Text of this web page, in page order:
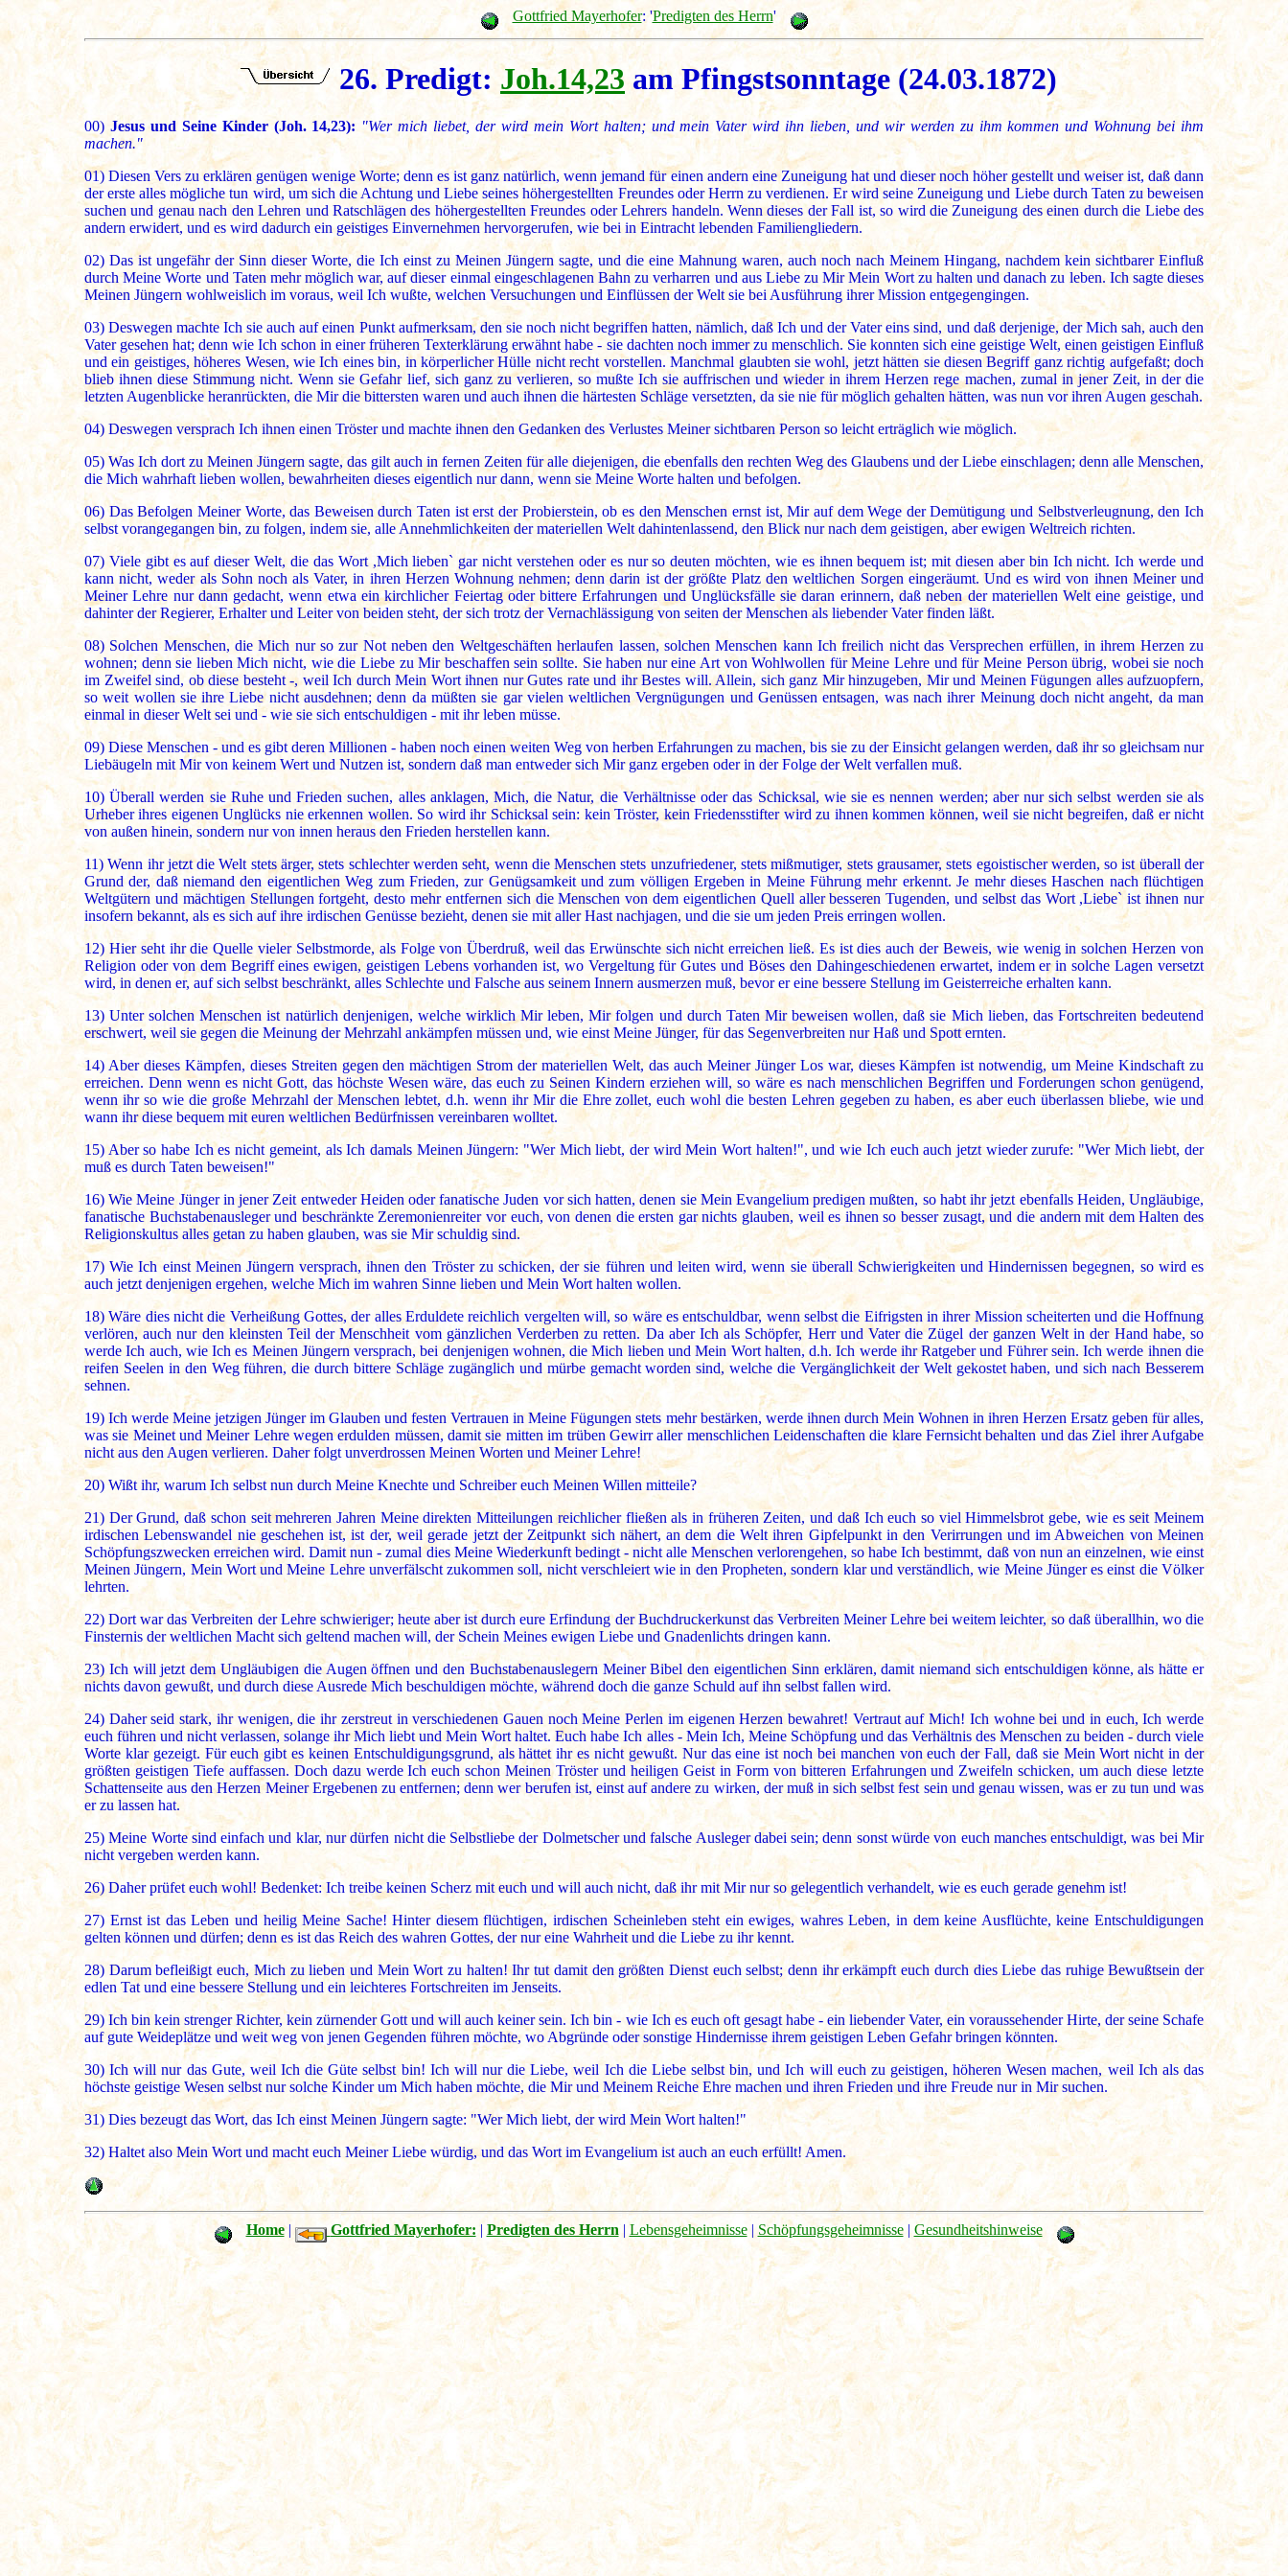
Gottfried Mayerhofer: 'Predigten des Herrn'
26. Predigt:Joh.14,23am Pfingstsonntage (24.03.1872)
00) Jesus und Seine Kinder (Joh. 14,23): "Wer mich liebet, der wird mein Wort halten; und mein Vater wird ihn lieben, und wir werden zu ihm kommen und Wohnung bei ihm
machen."
01)Diesen Vers zu erklären genügen wenige Worte; denn es ist ganz natürlich, wenn jemand für einen andern eine Zuneigung hat und dieser noch höher gestellt und weiser ist, daß dann
der erste alles mögliche tun wird, um sich die Achtung und Liebe seines höhergestellten Freundes oder Herrn zu verdienen. Er wird seine Zuneigung und Liebe durch Taten zu beweisen
suchen und genau nach den Lehren und Ratschlägen des höhergestellten Freundes oder Lehrers handeln. Wenn dieses der Fall ist, so wird die Zuneigung des einen durch die Liebe des
andern erwidert, und es wird dadurch ein geistiges Einvernehmen hervorgerufen, wie bei in Eintracht lebenden Familiengliedern.
02) Das ist ungefähr der Sinn dieser Worte, die Ich einst zu Meinen Jüngern sagte, und die eine Mahnung waren, auch noch nach Meinem Hingang, nachdem kein sichtbarer Einfluß
durch Meine Worte und Taten mehr möglich war, auf dieser einmal eingeschlagenen Bahn zu verharren und aus Liebe zu Mir Mein Wort zu halten und danach zu leben. Ich sagte dieses
Meinen Jüngern wohlweislich im voraus, weil Ich wußte, welchen Versuchungen und Einflüssen der Welt sie bei Ausführung ihrer Mission entgegengingen.
03) Deswegen machte Ich sie auch auf einen Punkt aufmerksam, den sie noch nicht begriffen hatten, nämlich, daß Ich und der Vater eins sind, und daß derjenige, der Mich sah, auch den
Vater gesehen hat; denn wie Ich schon in einer früheren Texterklärung erwähnt habe - sie dachten noch immer zu menschlich. Sie konnten sich eine geistige Welt, einen geistigen Einfluß
und ein geistiges, höheres Wesen, wie Ich eines bin, in körperlicher Hülle nicht recht vorstellen. Manchmal glaubten sie wohl, jetzt hätten sie diesen Begriff ganz richtig aufgefaßt; doch
blieb ihnen diese Stimmung nicht. Wenn sie Gefahr lief, sich ganz zu verlieren, so mußte Ich sie auffrischen und wieder in ihrem Herzen rege machen, zumal in jener Zeit, in der die
letzten Augenblicke heranrückten, die Mir die bittersten waren und auch ihnen die härtesten Schläge versetzten, da sie nie für möglich gehalten hätten, was nun vor ihren Augen geschah.
04) Deswegen versprach Ich ihnen einen Tröster und machte ihnen den Gedanken des Verlustes Meiner sichtbaren Person so leicht erträglich wie möglich.
05) Was Ich dort zu Meinen Jüngern sagte, das gilt auch in fernen Zeiten für alle diejenigen, die ebenfalls den rechten Weg des Glaubens und der Liebe einschlagen; denn alle Menschen,
die Mich wahrhaft lieben wollen, bewahrheiten dieses eigentlich nur dann, wenn sie Meine Worte halten und befolgen.
06) Das Befolgen Meiner Worte, das Beweisen durch Taten ist erst der Probierstein, ob es den Menschen ernst ist, Mir auf dem Wege der Demütigung und Selbstverleugnung, den Ich
selbst vorangegangen bin, zu folgen, indem sie, alle Annehmlichkeiten der materiellen Welt dahintenlassend, den Blick nur nach dem geistigen, aber ewigen Weltreich richten.
07) Viele gibt es auf dieser Welt, die das Wort ,Mich lieben` gar nicht verstehen oder es nur so deuten möchten, wie es ihnen bequem ist; mit diesen aber bin Ich nicht. Ich werde und
kann nicht, weder als Sohn noch als Vater, in ihren Herzen Wohnung nehmen; denn darin ist der größte Platz den weltlichen Sorgen eingeräumt. Und es wird von ihnen Meiner und
Meiner Lehre nur dann gedacht, wenn etwa ein kirchlicher Feiertag oder bittere Erfahrungen und Unglücksfälle sie daran erinnern, daß neben der materiellen Welt eine geistige, und
dahinter der Regierer, Erhalter und Leiter von beiden steht, der sich trotz der Vernachlässigung von seiten der Menschen als liebender Vater finden läßt.
08) Solchen Menschen, die Mich nur so zur Not neben den Weltgeschäften herlaufen lassen, solchen Menschen kann Ich freilich nicht das Versprechen erfüllen, in ihrem Herzen zu
wohnen; denn sie lieben Mich nicht, wie die Liebe zu Mir beschaffen sein sollte. Sie haben nur eine Art von Wohlwollen für Meine Lehre und für Meine Person übrig, wobei sie noch
im Zweifel sind, ob diese besteht -, weil Ich durch Mein Wort ihnen nur Gutes rate und ihr Bestes will. Allein, sich ganz Mir hinzugeben, Mir und Meinen Fügungen alles aufzuopfern,
so weit wollen sie ihre Liebe nicht ausdehnen; denn da müßten sie gar vielen weltlichen Vergnügungen und Genüssen entsagen, was nach ihrer Meinung doch nicht angeht, da man
einmal in dieser Welt sei und - wie sie sich entschuldigen - mit ihr leben müsse.
09) Diese Menschen - und es gibt deren Millionen - haben noch einen weiten Weg von herben Erfahrungen zu machen, bis sie zu der Einsicht gelangen werden, daß ihr so gleichsam nur
Liebäugeln mit Mir von keinem Wert und Nutzen ist, sondern daß man entweder sich Mir ganz ergeben oder in der Folge der Welt verfallen muß.
10) Überall werden sie Ruhe und Frieden suchen, alles anklagen, Mich, die Natur, die Verhältnisse oder das Schicksal, wie sie es nennen werden; aber nur sich selbst werden sie als
Urheber ihres eigenen Unglücks nie erkennen wollen. So wird ihr Schicksal sein: kein Tröster, kein Friedensstifter wird zu ihnen kommen können, weil sie nicht begreifen, daß er nicht
von außen hinein, sondern nur von innen heraus den Frieden herstellen kann.
11) Wenn ihr jetzt die Welt stets ärger, stets schlechter werden seht, wenn die Menschen stets unzufriedener, stets mißmutiger, stets grausamer, stets egoistischer werden, so ist überall der
Grund der, daß niemand den eigentlichen Weg zum Frieden, zur Genügsamkeit und zum völligen Ergeben in Meine Führung mehr erkennt. Je mehr dieses Haschen nach flüchtigen
Weltgütern und mächtigen Stellungen fortgeht, desto mehr entfernen sich die Menschen von dem eigentlichen Quell aller besseren Tugenden, und selbst das Wort ,Liebe` ist ihnen nur
insofern bekannt, als es sich auf ihre irdischen Genüsse bezieht, denen sie mit aller Hast nachjagen, und die sie um jeden Preis erringen wollen.
12) Hier seht ihr die Quelle vieler Selbstmorde, als Folge von Überdruß, weil das Erwünschte sich nicht erreichen ließ. Es ist dies auch der Beweis, wie wenig in solchen Herzen von
Religion oder von dem Begriff eines ewigen, geistigen Lebens vorhanden ist, wo Vergeltung für Gutes und Böses den Dahingeschiedenen erwartet, indem er in solche Lagen versetzt
wird, in denen er, auf sich selbst beschränkt, alles Schlechte und Falsche aus seinem Innern ausmerzen muß, bevor er eine bessere Stellung im Geisterreiche erhalten kann.
13) Unter solchen Menschen ist natürlich denjenigen, welche wirklich Mir leben, Mir folgen und durch Taten Mir beweisen wollen, daß sie Mich lieben, das Fortschreiten bedeutend
erschwert, weil sie gegen die Meinung der Mehrzahl ankämpfen müssen und, wie einst Meine Jünger, für das Segenverbreiten nur Haß und Spott ernten.
14) Aber dieses Kämpfen, dieses Streiten gegen den mächtigen Strom der materiellen Welt, das auch Meiner Jünger Los war, dieses Kämpfen ist notwendig, um Meine Kindschaft zu
erreichen. Denn wenn es nicht Gott, das höchste Wesen wäre, das euch zu Seinen Kindern erziehen will, so wäre es nach menschlichen Begriffen und Forderungen schon genügend,
wenn ihr so wie die große Mehrzahl der Menschen lebtet, d.h. wenn ihr Mir die Ehre zollet, euch wohl die besten Lehren gegeben zu haben, es aber euch überlassen bliebe, wie und
wann ihr diese bequem mit euren weltlichen Bedürfnissen vereinbaren wolltet.
15)Aber so habe Ich es nicht gemeint, als Ich damals Meinen Jüngern: "Wer Mich liebt, der wird Mein Wort halten!", und wie Ich euch auch jetzt wieder zurufe: "Wer Mich liebt, der
muß es durch Taten beweisen!"
16) Wie Meine Jünger in jener Zeit entweder Heiden oder fanatische Juden vor sich hatten, denen sie Mein Evangelium predigen mußten, so habt ihr jetzt ebenfalls Heiden, Ungläubige,
fanatische Buchstabenausleger und beschränkte Zeremonienreiter vor euch, von denen die ersten gar nichts glauben, weil es ihnen so besser zusagt, und die andern mit dem Halten des
Religionskultus alles getan zu haben glauben, was sie Mir schuldig sind.
17) Wie Ich einst Meinen Jüngern versprach, ihnen den Tröster zu schicken, der sie führen und leiten wird, wenn sie überall Schwierigkeiten und Hindernissen begegnen, so wird es
auch jetzt denjenigen ergehen, welche Mich im wahren Sinne lieben und Mein Wort halten wollen.
18)Wäre dies nicht die Verheißung Gottes, der alles Erduldete reichlich vergelten will, so wäre es entschuldbar, wenn selbst die Eifrigsten in ihrer Mission scheiterten und die Hoffnung
verlören, auch nur den kleinsten Teil der Menschheit vom gänzlichen Verderben zu retten. Da aber Ich als Schöpfer, Herr und Vater die Zügel der ganzen Welt in der Hand habe, so
werde Ich auch, wie Ich es Meinen Jüngern versprach, bei denjenigen wohnen, die Mich lieben und Mein Wort halten, d.h. Ich werde ihr Ratgeber und Führer sein. Ich werde ihnen die
reifen Seelen in den Weg führen, die durch bittere Schläge zugänglich und mürbe gemacht worden sind, welche die Vergänglichkeit der Welt gekostet haben, und sich nach Besserem
sehnen.
19) Ich werde Meine jetzigen Jünger im Glauben und festen Vertrauen in Meine Fügungen stets mehr bestärken, werde ihnen durch Mein Wohnen in ihren Herzen Ersatz geben für alles,
was sie Meinet und Meiner Lehre wegen erdulden müssen, damit sie mitten im trüben Gewirr aller menschlichen Leidenschaften die klare Fernsicht behalten und das Ziel ihrer Aufgabe
nicht aus den Augen verlieren. Daher folgt unverdrossen Meinen Worten und Meiner Lehre!
20) Wißt ihr, warum Ich selbst nun durch Meine Knechte und Schreiber euch Meinen Willen mitteile?
21) Der Grund, daß schon seit mehreren Jahren Meine direkten Mitteilungen reichlicher fließen als in früheren Zeiten, und daß Ich euch so viel Himmelsbrot gebe, wie es seit Meinem
irdischen Lebenswandel nie geschehen ist, ist der, weil gerade jetzt der Zeitpunkt sich nähert, an dem die Welt ihren Gipfelpunkt in den Verirrungen und im Abweichen von Meinen
Schöpfungszwecken erreichen wird. Damit nun - zumal dies Meine Wiederkunft bedingt - nicht alle Menschen verlorengehen, so habe Ich bestimmt, daß von nun an einzelnen, wie einst
Meinen Jüngern, Mein Wort und Meine Lehre unverfälscht zukommen soll, nicht verschleiert wie in den Propheten, sondern klar und verständlich, wie Meine Jünger es einst die Völker
lehrten.
22) Dort war das Verbreiten der Lehre schwieriger; heute aber ist durch eure Erfindung der Buchdruckerkunst das Verbreiten Meiner Lehre bei weitem leichter, so daß überallhin, wo die
Finsternis der weltlichen Macht sich geltend machen will, der Schein Meines ewigen Liebe und Gnadenlichts dringen kann.
23) Ich will jetzt dem Ungläubigen die Augen öffnen und den Buchstabenauslegern Meiner Bibel den eigentlichen Sinn erklären, damit niemand sich entschuldigen könne, als hätte er
nichts davon gewußt, und durch diese Ausrede Mich beschuldigen möchte, während doch die ganze Schuld auf ihn selbst fallen wird.
24) Daher seid stark, ihr wenigen, die ihr zerstreut in verschiedenen Gauen noch Meine Perlen im eigenen Herzen bewahret! Vertraut auf Mich! Ich wohne bei und in euch, Ich werde
euch führen und nicht verlassen, solange ihr Mich liebt und Mein Wort haltet. Euch habe Ich alles - Mein Ich, Meine Schöpfung und das Verhältnis des Menschen zu beiden - durch viele
Worte klar gezeigt. Für euch gibt es keinen Entschuldigungsgrund, als hättet ihr es nicht gewußt. Nur das eine ist noch bei manchen von euch der Fall, daß sie Mein Wort nicht in der
größten geistigen Tiefe auffassen. Doch dazu werde Ich euch schon Meinen Tröster und heiligen Geist in Form von bitteren Erfahrungen und Zweifeln schicken, um auch diese letzte
Schattenseite aus den Herzen Meiner Ergebenen zu entfernen; denn wer berufen ist, einst auf andere zu wirken, der muß in sich selbst fest sein und genau wissen, was er zu tun und was
er zu lassen hat.
25) Meine Worte sind einfach und klar, nur dürfen nicht die Selbstliebe der Dolmetscher und falsche Ausleger dabei sein; denn sonst würde von euch manches entschuldigt, was bei Mir
nicht vergeben werden kann.
26)Daher prüfet euch wohl! Bedenket: Ich treibe keinen Scherz mit euch und will auch nicht, daß ihr mit Mir nur so gelegentlich verhandelt, wie es euch gerade genehm ist!
27) Ernst ist das Leben und heilig Meine Sache! Hinter diesem flüchtigen, irdischen Scheinleben steht ein ewiges, wahres Leben, in dem keine Ausflüchte, keine Entschuldigungen
gelten können und dürfen; denn es ist das Reich des wahren Gottes, der nur eine Wahrheit und die Liebe zu ihr kennt.
28) Darum befleißigt euch, Mich zu lieben und Mein Wort zu halten! Ihr tut damit den größten Dienst euch selbst; denn ihr erkämpft euch durch dies Liebe das ruhige Bewußtsein der
edlen Tat und eine bessere Stellung und ein leichteres Fortschreiten im Jenseits.
29) Ich bin kein strenger Richter, kein zürnender Gott und will auch keiner sein. Ich bin - wie Ich es euch oft gesagt habe - ein liebender Vater, ein voraussehender Hirte, der seine Schafe
auf gute Weideplätze und weit weg von jenen Gegenden führen möchte, wo Abgründe oder sonstige Hindernisse ihrem geistigen Leben Gefahr bringen könnten.
30) Ich will nur das Gute, weil Ich die Güte selbst bin! Ich will nur die Liebe, weil Ich die Liebe selbst bin, und Ich will euch zu geistigen, höheren Wesen machen, weil Ich als das
höchste geistige Wesen selbst nur solche Kinder um Mich haben möchte, die Mir und Meinem Reiche Ehre machen und ihren Frieden und ihre Freude nur in Mir suchen.
31) Dies bezeugt das Wort, das Ich einst Meinen Jüngern sagte: "Wer Mich liebt, der wird Mein Wort halten!"
32) Haltet also Mein Wort und macht euch Meiner Liebe würdig, und das Wort im Evangelium ist auch an euch erfüllt! Amen.
Home| Gottfried Mayerhofer: | Predigten des Herrn |Lebensgeheimnisse| Schöpfungsgeheimnisse| Gesundheitshinweise